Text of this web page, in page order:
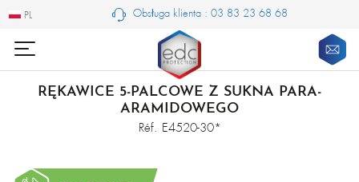
PL
PL Obsługa klienta : 03 83 23 68 68
RĘKAWICE 5-PALCOWE Z SUKNA PARA-
ARAMIDOWEGO
Réf. E4520-30*